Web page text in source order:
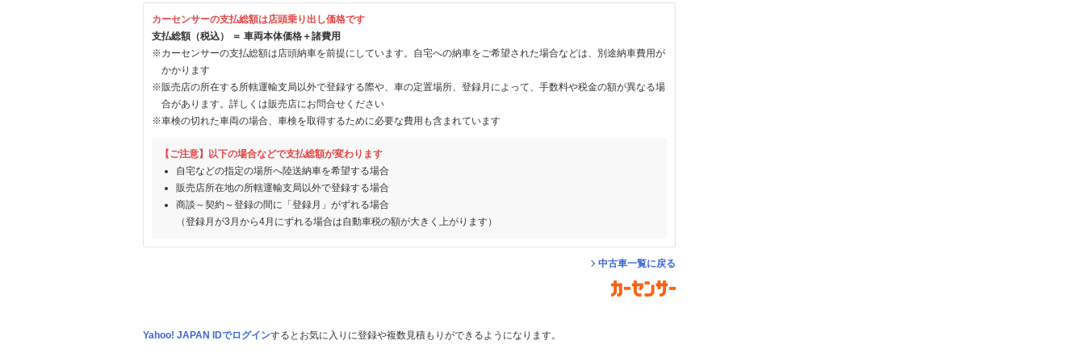
カーセンサーの支払総額は店頭乗り出し価格です
支払総額（税込） ＝ 車両本体価格＋諸費用
※カーセンサーの支払総額は店頭納車を前提にしています。自宅への納車をご希望された場合などは、別途納車費用が
かかります
※販売店の所在する所轄運輸支局以外で登録する際や、車の定置場所、登録月によって、手数料や税金の額が異なる場
合があります。詳しくは販売店にお問合せください
※車検の切れた車両の場合、車検を取得するために必要な費用も含まれています
【ご注意】以下の場合などで支払総額が変わります
自宅などの指定の場所へ陸送納車を希望する場合
販売店所在地の所轄運輸支局以外で登録する場合
商談～契約～登録の間に「登録月」がずれる場合
（登録月が3月から4月にずれる場合は自動車税の額が大きく上がります）
中古車一覧に戻る
Yahoo! JAPAN IDでログインするとお気に入りに登録や複数見積もりができるようになります。